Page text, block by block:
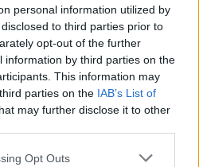
personal information utilized by
to third parties prior to
opt-out of the further
information by third parties on the
This information may
parties on the IAB’s List of
may further disclose it to other
Opt Outs